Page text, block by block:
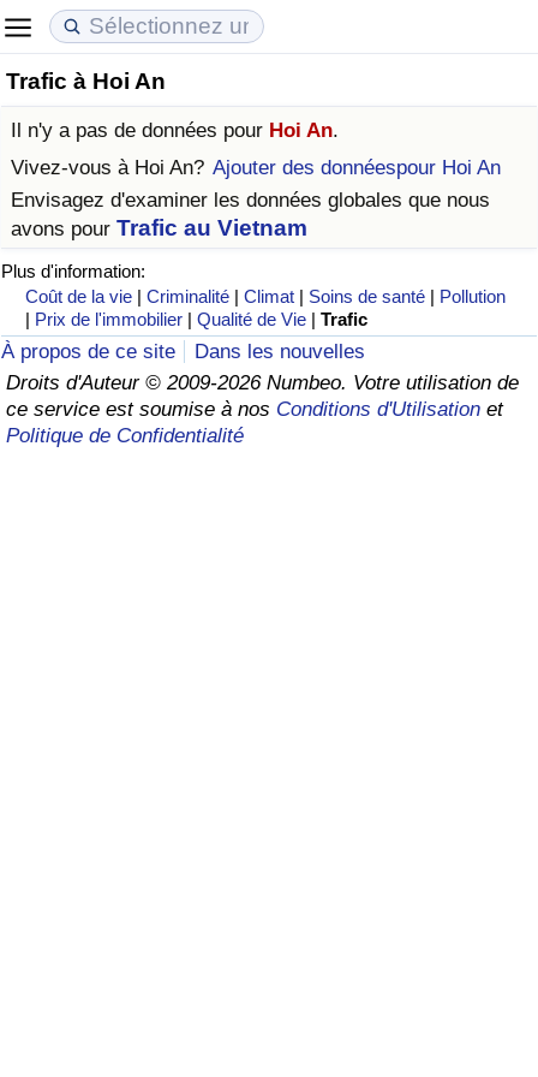
Trafic à Hoi An
Il n'y a pas de données pour Hoi An.
Vivez-vous à Hoi An? Ajouter des donnéespour Hoi An
Envisagez d'examiner les données globales que nous
avons pour Trafic au Vietnam
Plus d'information:
Coût de la vie |Criminalité |Climat | Soins de santé | Pollution
| Prix de l'immobilier |Qualité de Vie |Trafic
À propos de ce site
Dans les nouvelles
Droits d'Auteur © 2009-2026 Numbeo. Votre utilisation de
ce service est soumise à nos Conditions d'Utilisation et
Politique de Confidentialité
Coût de la vie
Indice du Coût de la Vie
Indice du coût de la vie par pays
à Akaba
Prix de l'immobilier
Indice des Prix de l'immobilier
Indice des Prix de l'immobilier par Pays
Qualité de Vie
Indice de Qualité de Vie (Actuel)
Indice de qualité de vie par pays
Criminalité
Indice de Criminalité (Actuel)